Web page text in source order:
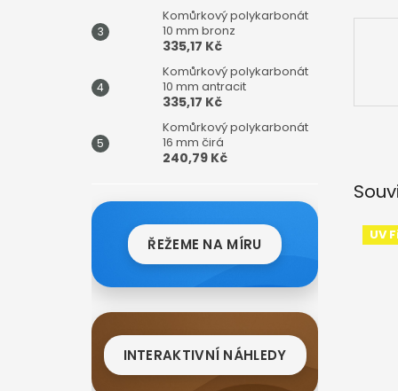
Komůrkový polykarbonát
10 mm bronz
335,17 Kč
Komůrkový polykarbonát
10 mm antracit
335,17 Kč
Komůrkový polykarbonát
16 mm čirá
240,79 Kč
ŘEŽEME NA MÍRU
INTERAKTIVNÍ NÁHLEDY
UV